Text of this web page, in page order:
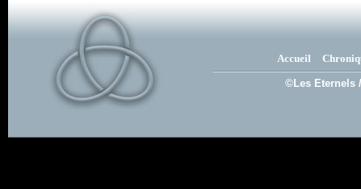
Accueil
©Les Eternels